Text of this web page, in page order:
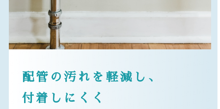
配管の汚れを軽減し、
付着しにくく